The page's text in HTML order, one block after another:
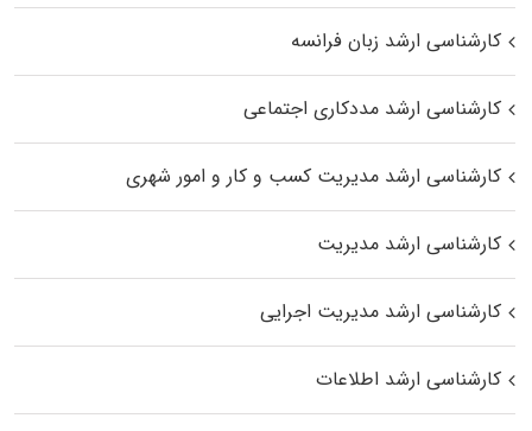
کارشناسی ارشد زبان فرانسه
کارشناسی ارشد مددکاری اجتماعی
کارشناسی ارشد مدیریت کسب و کار و امور شهری
کارشناسی ارشد مدیریت
کارشناسی ارشد مدیریت اجرایی
کارشناسی ارشد اطلاعات